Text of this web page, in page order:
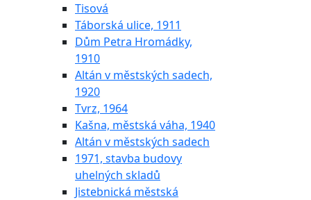
Tisová
Táborská ulice, 1911
Dům Petra Hromádky,
1910
Altán v městských sadech,
1920
Tvrz, 1964
Kašna, městská váha, 1940
Altán v městských sadech
1971, stavba budovy
uhelných skladů
Jistebnická městská